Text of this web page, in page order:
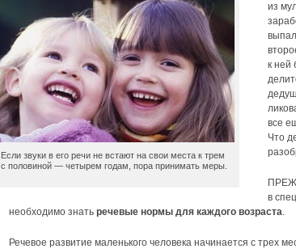
Если звуки в его речи не встают на свои места к трем
с половиной — четырем годам, пора принимать меры.
из
к ней
все
Что
в
необходимо знать речевые нормы для каждого возраста.
Речевое развитие маленького человека начинается с трех